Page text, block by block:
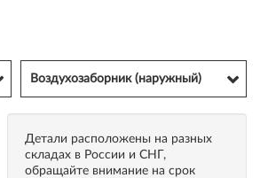
Воздухозаборник (наружный)
Детали расположены на разных
складах в России и СНГ,
обращайте внимание на срок